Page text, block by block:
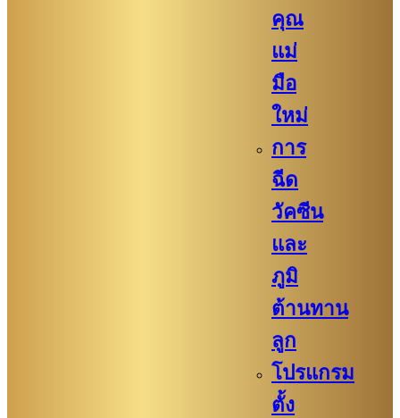
คุณ
แม่
มือ
ใหม่
การ
ฉีด
วัคซีน
และ
ภูมิ
ต้านทาน
ลูก
โปรแกรม
ตั้ง